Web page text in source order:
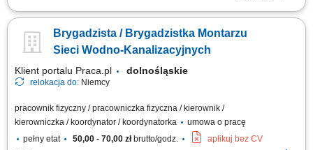
Zadania: Nadzór techniczny nad pracami ziemnymi, żelbetowymi i
wykonania fundamentów pod słupy SN, aparaturę, kontenery BESS i
obiekty kubaturowe; Organizacja pracy zespołów własnych oraz
Brygadzista / Brygadzistka Montarzu
Sieci Wodno-Kanalizacyjnych
Klient portalu Praca.pl dolnośląskie
relokacja do: Niemcy
pracownik fizyczny / pracowniczka fizyczna / kierownik /
kierowniczka / koordynator / koordynatorka
umowa o pracę
pełny etat
50,00 - 70,00 złbrutto/godz. aplikuj bez CV